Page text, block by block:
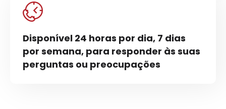
Disponível 24 horas por dia, 7 dias
por semana, para responder às suas
perguntas ou preocupações